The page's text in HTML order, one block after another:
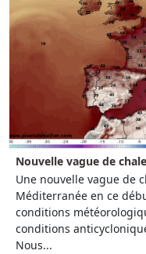
Nouvelle vague de
Une nouvelle vague de
Méditerranée en ce
conditions
conditions
Nous...